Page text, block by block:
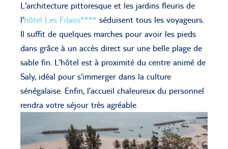
L'architecture pittoresque et les jardins fleuris de
l'hôtel Les Filaos**** séduisent tous les voyageurs.
Il suffit de quelques marches pour avoir les pieds
dans grâce à un accès direct sur une belle plage de
sable fin. L'hôtel est à proximité du centre animé de
Saly, idéal pour s'immerger dans la culture
sénégalaise. Enfin, l’accueil chaleureux du personnel
rendra votre séjour très agréable.